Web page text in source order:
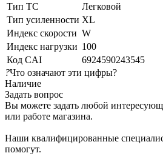
Тип ТС
Легковой
Тип усиленности XL
Индекс скорости W
Индекс нагрузки 100
Код CAI
6924590243545
?Что означают эти цифры?
Наличие
Задать вопрос
Вы можете задать любой
или работе магазина.
Наши квалифицированные
помогут.